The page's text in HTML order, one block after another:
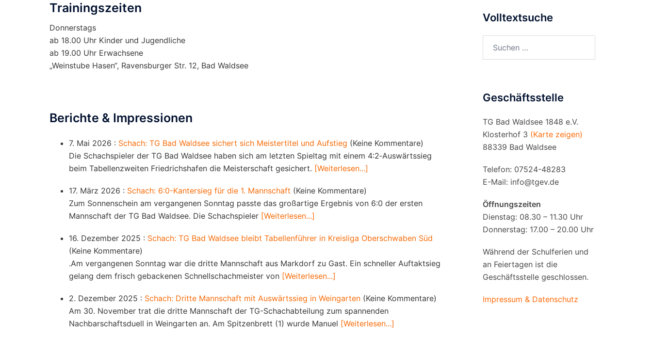
Trainingszeiten
Donnerstags
ab 18.00 Uhr Kinder und Jugendliche
ab 19.00 Uhr Erwachsene
„Weinstube Hasen“, Ravensburger Str. 12, Bad Waldsee
Berichte & Impressionen
7. Mai 2026 : Schach: TG Bad Waldsee sichert sich Meistertitel und Aufstieg (Keine Kommentare)
Die Schachspieler der TG Bad Waldsee haben sich am letzten Spieltag mit einem 4:2‑Auswärtssieg
beim Tabellenzweiten Friedrichshafen die Meisterschaft gesichert. [Weiterlesen...]
17. März 2026 : Schach: 6:0-Kantersieg für die 1. Mannschaft (Keine Kommentare)
Zum Sonnenschein am vergangenen Sonntag passte das großartige Ergebnis von 6:0 der ersten
Mannschaft der TG Bad Waldsee. Die Schachspieler [Weiterlesen...]
16. Dezember 2025 : Schach: TG Bad Waldsee bleibt Tabellenführer in Kreisliga Oberschwaben Süd
(Keine Kommentare)
.Am vergangenen Sonntag war die dritte Mannschaft aus Markdorf zu Gast. Ein schneller Auftaktsieg
gelang dem frisch gebackenen Schnellschachmeister von [Weiterlesen...]
2. Dezember 2025 : Schach: Dritte Mannschaft mit Auswärtssieg in Weingarten (Keine Kommentare)
Am 30. November trat die dritte Mannschaft der TG-Schachabteilung zum spannenden
Nachbarschaftsduell in Weingarten an. Am Spitzenbrett (1) wurde Manuel [Weiterlesen...]
Volltextsuche
nach:
Geschäftsstelle
TG Bad Waldsee 1848 e.V.
Klosterhof 3 (Karte zeigen)
88339 Bad Waldsee
Telefon: 07524-48283
E-Mail: info@tgev.de
Öffnungszeiten
Dienstag: 08.30 – 11.30 Uhr
Donnerstag: 17.00 – 20.00 Uhr
Während der Schulferien und
an Feiertagen ist die
Geschäftsstelle geschlossen.
Impressum & Datenschutz